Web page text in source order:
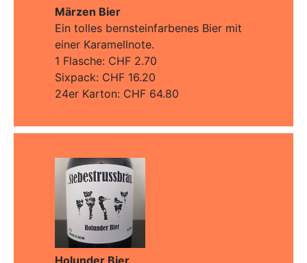
Märzen Bier
Ein tolles bernsteinfarbenes Bier mit
einer Karamellnote.
1 Flasche: CHF 2.70
Sixpack: CHF 16.20
24er Karton: CHF 64.80